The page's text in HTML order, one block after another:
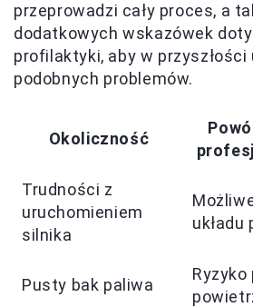
przeprowadzi cały proces, a
dodatkowych wskazówek
profilaktyki, aby w przyszłości
podobnych problemów.
Okoliczność
Trudności z
uruchomieniem
silnika
układu
Pusty bak paliwa